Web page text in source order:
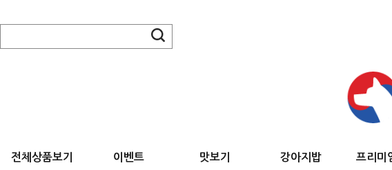
전체상품보기 이벤트 맛보기 강아지밥 프리미